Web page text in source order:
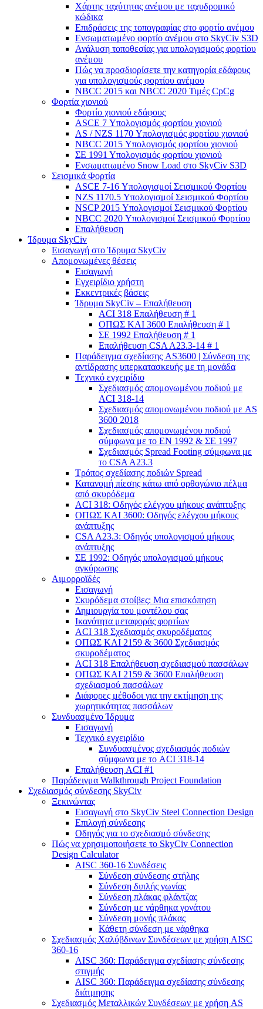
Χάρτης ταχύτητας ανέμου με ταχυδρομικό
κώδικα
Επιδράσεις της τοπογραφίας στο φορτίο ανέμου
Ενσωματωμένο φορτίο ανέμου στο SkyCiv S3D
Ανάλυση τοποθεσίας για υπολογισμούς φορτίου
ανέμου
Πώς να προσδιορίσετε την κατηγορία εδάφους
για υπολογισμούς φορτίου ανέμου
NBCC 2015 και NBCC 2020 Τιμές CpCg
Φορτία χιονιού
Φορτίο χιονιού εδάφους
ASCE 7 Υπολογισμός φορτίου χιονιού
AS / NZS 1170 Υπολογισμός φορτίου χιονιού
NBCC 2015 Υπολογισμός φορτίου χιονιού
ΣΕ 1991 Υπολογισμός φορτίου χιονιού
Ενσωματωμένο Snow Load στο SkyCiv S3D
Σεισμικά Φορτία
ASCE 7-16 Υπολογισμοί Σεισμικού Φορτίου
NZS 1170.5 Υπολογισμοί Σεισμικού Φορτίου
NSCP 2015 Υπολογισμοί Σεισμικού Φορτίου
NBCC 2020 Υπολογισμοί Σεισμικού Φορτίου
Επαλήθευση
Ίδρυμα SkyCiv
Εισαγωγή στο Ίδρυμα SkyCiv
Απομονωμένες θέσεις
Εισαγωγή
Εγχειρίδιο χρήστη
Εκκεντρικές βάσεις
Ίδρυμα SkyCiv – Επαλήθευση
ACI 318 Επαλήθευση # 1
ΟΠΩΣ ΚΑΙ 3600 Επαλήθευση # 1
ΣΕ 1992 Επαλήθευση # 1
Επαλήθευση CSA A23.3-14 # 1
Παράδειγμα σχεδίασης AS3600 | Σύνδεση της
αντίδρασης υπερκατασκευής με τη μονάδα
Τεχνικό εγχειρίδιο
Σχεδιασμός απομονωμένου ποδιού με
ACI 318-14
Σχεδιασμός απομονωμένου ποδιού με AS
3600 2018
Σχεδιασμός απομονωμένου ποδιού
σύμφωνα με το ΕΝ 1992 & ΣΕ 1997
Σχεδιασμός Spread Footing σύμφωνα με
το CSA A23.3
Τρόπος σχεδίασης ποδιών Spread
Κατανομή πίεσης κάτω από ορθογώνιο πέλμα
από σκυρόδεμα
ACI 318: Οδηγός ελέγχου μήκους ανάπτυξης
ΟΠΩΣ ΚΑΙ 3600: Οδηγός ελέγχου μήκους
ανάπτυξης
CSA A23.3: Οδηγός υπολογισμού μήκους
ανάπτυξης
ΣΕ 1992: Οδηγός υπολογισμού μήκους
αγκύρωσης
Αιμορροϊδές
Εισαγωγή
Σκυρόδεμα στοίβες: Μια επισκόπηση
Δημιουργία του μοντέλου σας
Ικανότητα μεταφοράς φορτίων
ACI 318 Σχεδιασμός σκυροδέματος
ΟΠΩΣ ΚΑΙ 2159 & 3600 Σχεδιασμός
σκυροδέματος
ACI 318 Επαλήθευση σχεδιασμού πασσάλων
ΟΠΩΣ ΚΑΙ 2159 & 3600 Επαλήθευση
σχεδιασμού πασσάλων
Διάφορες μέθοδοι για την εκτίμηση της
χωρητικότητας πασσάλων
Συνδυασμένο Ίδρυμα
Εισαγωγή
Τεχνικό εγχειρίδιο
Συνδυασμένος σχεδιασμός ποδιών
σύμφωνα με το ACI 318-14
Επαλήθευση ACI #1
Παράδειγμα Walkthrough Project Foundation
Σχεδιασμός σύνδεσης SkyCiv
Ξεκινώντας
Εισαγωγή στο SkyCiv Steel Connection Design
Επιλογή σύνδεσης
Οδηγός για το σχεδιασμό σύνδεσης
Πώς να χρησιμοποιήσετε το SkyCiv Connection
Design Calculator
AISC 360-16 Συνδέσεις
Σύνδεση σύνδεσης στήλης
Σύνδεση διπλής γωνίας
Σύνδεση πλάκας φλάντζας
Σύνδεση με νάρθηκα γονάτου
Σύνδεση μονής πλάκας
Κάθετη σύνδεση με νάρθηκα
Σχεδιασμός Χαλύβδινων Συνδέσεων με χρήση AISC
360-16
AISC 360: Παράδειγμα σχεδίασης σύνδεσης
στιγμής
AISC 360: Παράδειγμα σχεδίασης σύνδεσης
διάτμησης
Σχεδιασμός Μεταλλικών Συνδέσεων με χρήση AS